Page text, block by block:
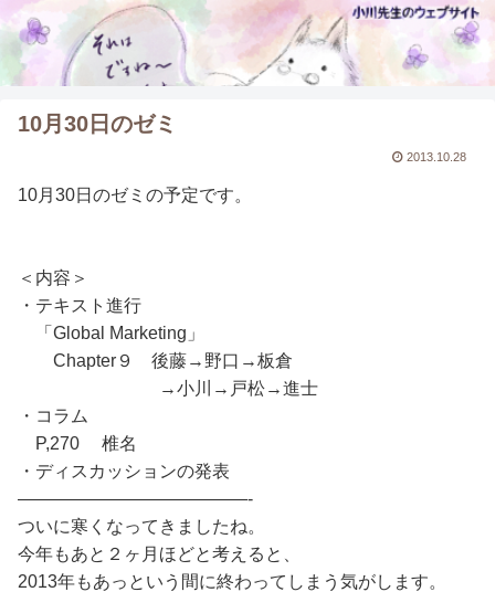
10月30日のゼミ
2013.10.28
10月30日のゼミの予定です。
＜内容＞
・テキスト進行
「Global Marketing」
Chapter９ 後藤→野口→板倉
→小川→戸松→進士
・コラム
P,270 椎名
・ディスカッションの発表
—————————————-
ついに寒くなってきましたね。
今年もあと２ヶ月ほどと考えると、
2013年もあっという間に終わってしまう気がします。